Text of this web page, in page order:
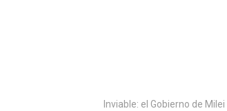
Inviable: el Gobierno de